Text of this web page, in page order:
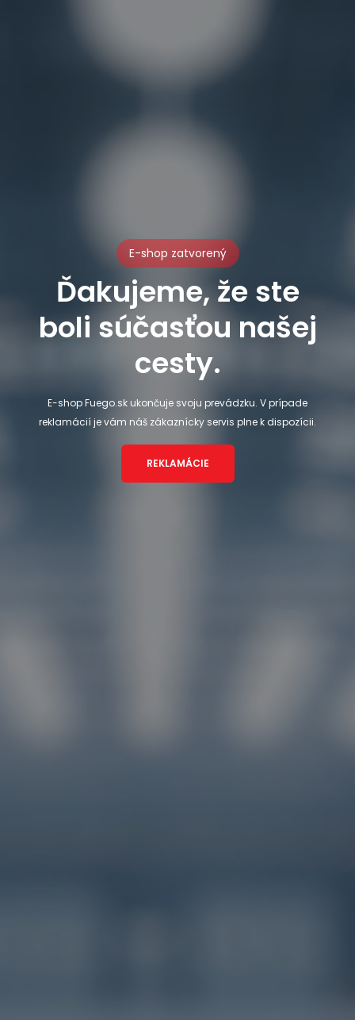
E-shop zatvorený
Ďakujeme, že ste
boli súčasťou našej
cesty.
E-shop Fuego.sk ukončuje svoju prevádzku. V prípade
reklamácií je vám náš zákaznícky servis plne k dispozícii.
REKLAMÁCIE